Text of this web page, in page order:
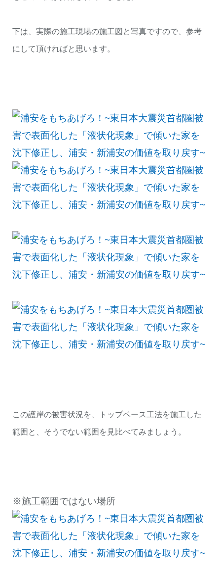
下は、実際の施工現場の施工図と写真ですので、参考
にして頂ければと思います。
この護岸の被害状況を、トップベース工法を施工した
範囲と、そうでない範囲を見比べてみましょう。
※施工範囲ではない場所